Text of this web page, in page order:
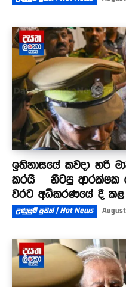
ඉතිහාසයේ කවදා හරි
කරයි – හිටපු ආරක්ෂක
වරට අධිකරණයේ දී
උණුසුම් පුවත් | Hot News